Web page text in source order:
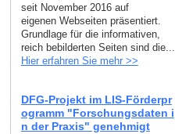
seit November 2016 auf
eigenen Webseiten präsentiert.
Grundlage für die informativen,
reich bebilderten Seiten sind die...
Hier erfahren Sie mehr >>
DFG-Projekt im LIS-Förderpr
ogramm "Forschungsdaten i
n der Praxis" genehmigt